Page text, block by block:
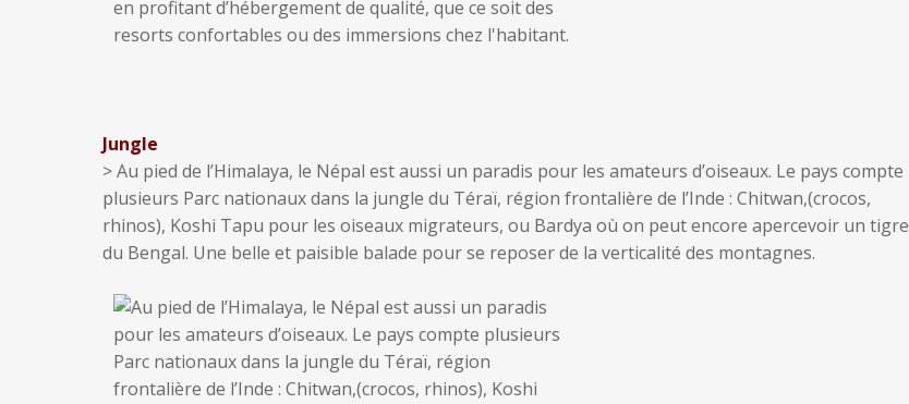
Jungle
> Au pied de l’Himalaya, le Népal est aussi un paradis pour les amateurs d’oiseaux. Le pays compte
plusieurs Parc nationaux dans la jungle du Téraï, région frontalière de l’Inde : Chitwan,(crocos,
rhinos), Koshi Tapu pour les oiseaux migrateurs, ou Bardya où on peut encore apercevoir un tigre
du Bengal. Une belle et paisible balade pour se reposer de la verticalité des montagnes.